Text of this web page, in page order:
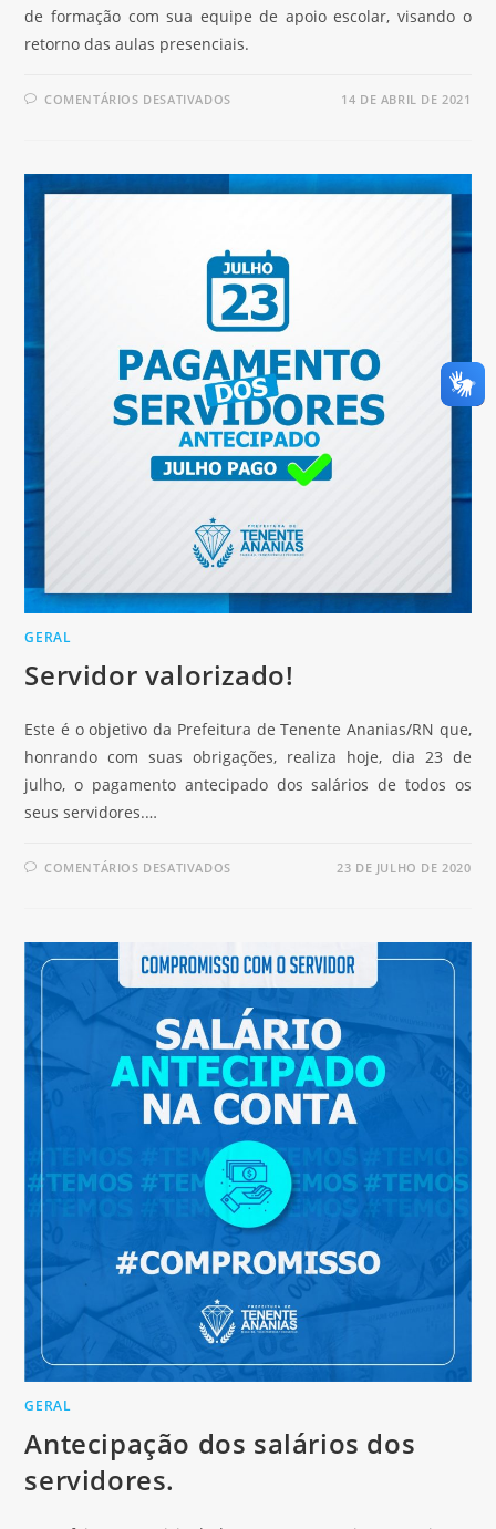
de formação com sua equipe de apoio escolar, visando o
retorno das aulas presenciais.
COMENTÁRIOS DESATIVADOS 14 DE ABRIL DE 2021
GERAL
Servidor valorizado!
Este é o objetivo da Prefeitura de Tenente Ananias/RN que,
honrando com suas obrigações, realiza hoje, dia 23 de
julho, o pagamento antecipado dos salários de todos os
seus servidores.…
COMENTÁRIOS DESATIVADOS 23 DE JULHO DE 2020
GERAL
Antecipação dos salários dos
servidores.